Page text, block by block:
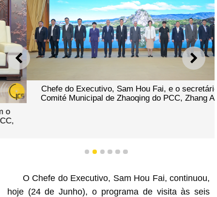
ANTERIOR
Chefe do Executivo, Sam Hou Fai, e o secretário do
Comité Municipal de Zhaoqing do PCC, Zhang Aijun.
1 2 3 4 5 6
O Chefe do Executivo, Sam Hou Fai, continuou,
hoje (24 de Junho), o programa de visita às seis